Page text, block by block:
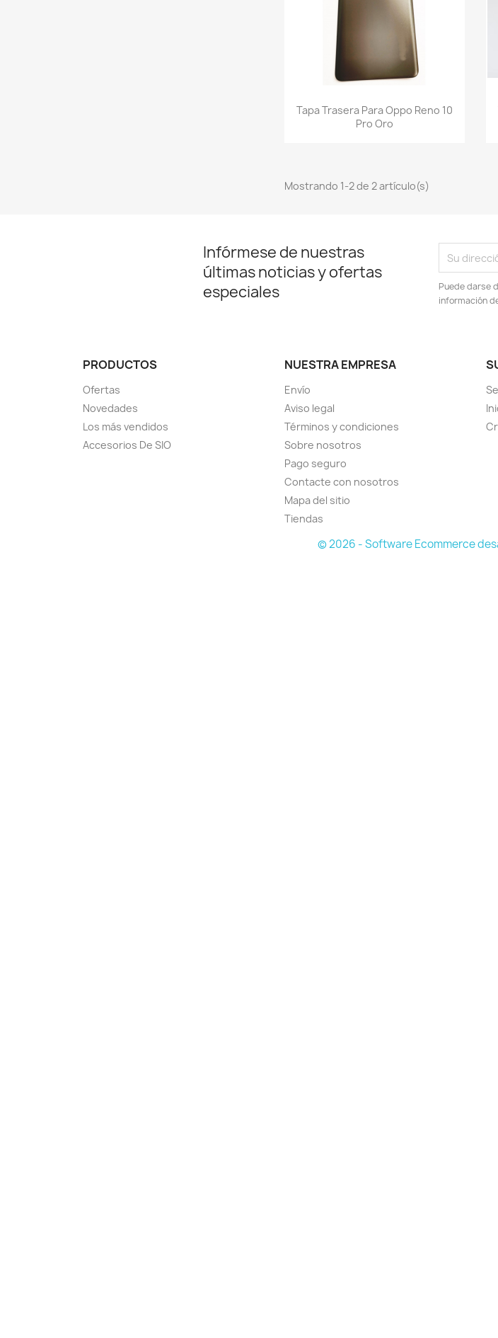
Vista rápida
Tapa Trasera Para Oppo Reno 10
Pro Oro
Mostrando 1-2 de 2 artículo(s)
Infórmese de nuestras
últimas noticias y ofertas
especiales
Puede darse
información
PRODUCTOS
Ofertas
Novedades
Los más vendidos
Accesorios De SIO
NUESTRA EMPRESA
Envío
Aviso legal
Términos y condiciones
Sobre nosotros
Pago seguro
Contacte con nosotros
Mapa del sitio
Tiendas
© 2026 - Software Ecommerce